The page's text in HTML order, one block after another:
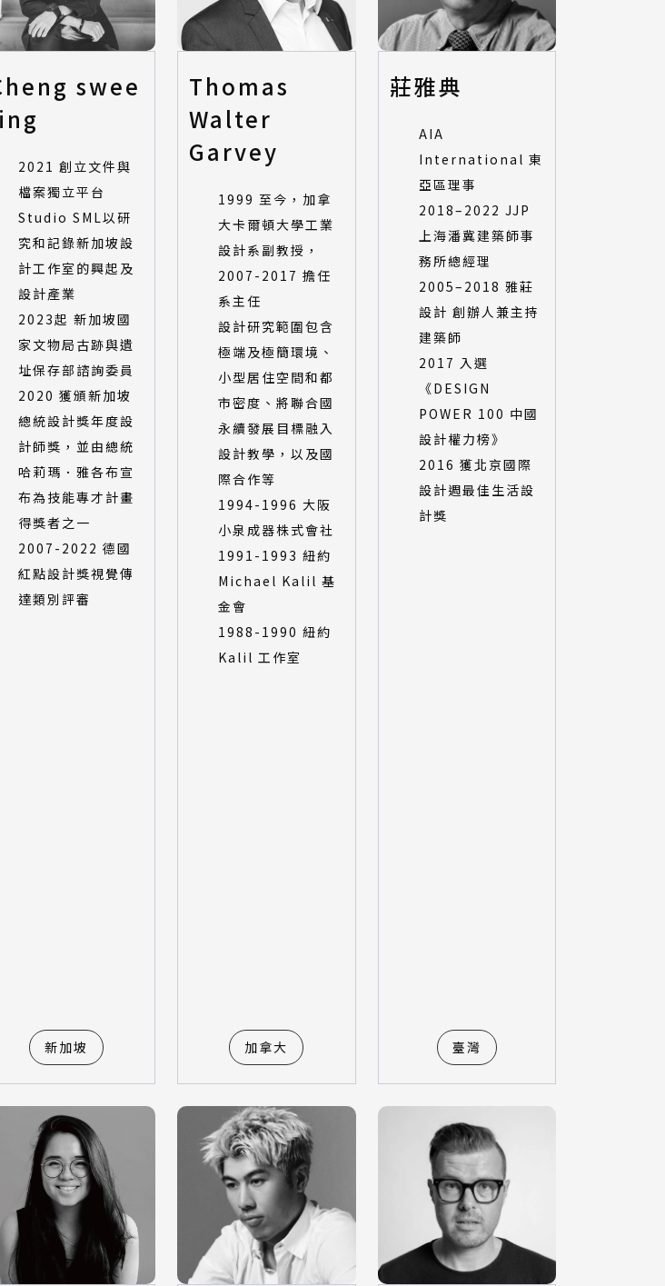
swee
2021 創立文件與
檔案獨立平台
Studio SML以研
究和記錄新加坡設
計工作室的興起及
設計產業
2023起 新加坡國
家文物局古跡與遺
址保存部諮詢委員
2020 獲頒新加坡
總統設計獎年度設
計師獎，並由總統
哈莉瑪．雅各布宣
布為技能專才計畫
得獎者之一
2007-2022 德國
紅點設計獎視覺傳
達類別評審
新加坡
Thomas
Walter
Garvey
1999 至今，加拿
大卡爾頓大學工業
設計系副教授，
2007-2017 擔任
系主任
設計研究範圍包含
極端及極簡環境、
小型居住空間和都
市密度、將聯合國
永續發展目標融入
設計教學，以及國
際合作等
1994-1996 大阪
小泉成器株式會社
1991-1993 紐約
Michael Kalil 基
金會
1988-1990 紐約
Kalil 工作室
加拿大
莊雅典
AIA
International 東
亞區理事
2018–2022 JJP
上海潘冀建築師事
務所總經理
2005–2018 雅莊
設計 創辦人兼主持
建築師
2017 入選
《DESIGN
POWER 100 中國
設計權力榜》
2016 獲北京國際
設計週最佳生活設
計獎
臺灣